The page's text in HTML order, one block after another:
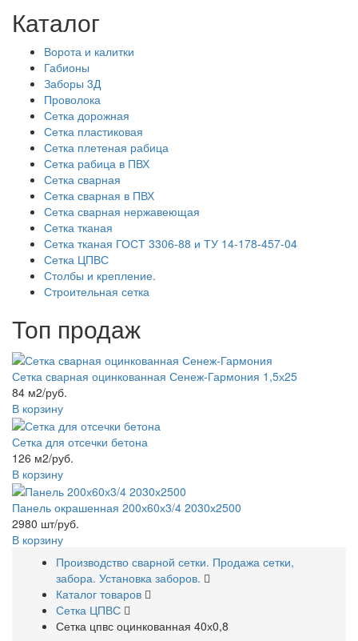
Каталог
Ворота и калитки
Габионы
Заборы 3Д
Проволока
Сетка дорожная
Сетка пластиковая
Сетка плетеная рабица
Сетка рабица в ПВХ
Сетка сварная
Сетка сварная в ПВХ
Сетка сварная нержавеющая
Сетка тканая
Сетка тканая ГОСТ 3306-88 и ТУ 14-178-457-04
Сетка ЦПВС
Столбы и крепление.
Строительная сетка
Топ продаж
Сетка сварная оцинкованная Сенеж-Гармония 1,5х25
84 м2/руб.
В корзину
Сетка для отсечки бетона
126 м2/руб.
В корзину
Панель окрашенная 200х60х3/4 2030х2500
2980 шт/руб.
В корзину
Производство сварной сетки. Продажа сетки,
забора. Установка заборов.
Каталог товаров
Сетка ЦПВС
Сетка цпвс оцинкованная 40х0,8